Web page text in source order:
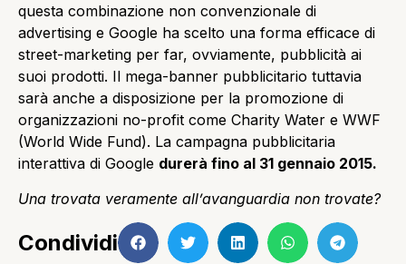
questa combinazione non convenzionale di
advertising e Google ha scelto una forma efficace di
street-marketing per far, ovviamente, pubblicità ai
suoi prodotti. Il mega-banner pubblicitario tuttavia
sarà anche a disposizione per la promozione di
organizzazioni no-profit come Charity Water e WWF
(World Wide Fund). La campagna pubblicitaria
interattiva di Google durerà fino al 31 gennaio 2015.
Una trovata veramente all’avanguardia non trovate?
Condividi